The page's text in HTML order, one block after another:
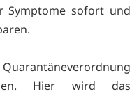
Symptome sofort und
Hier wird das